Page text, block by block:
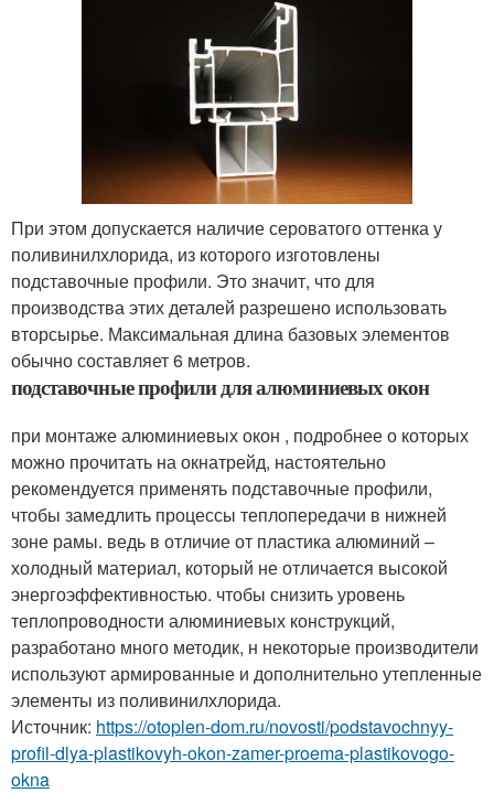
При этом допускается наличие сероватого оттенка у
поливинилхлорида, из которого изготовлены
подставочные профили. Это значит, что для
производства этих деталей разрешено использовать
вторсырье. Максимальная длина базовых элементов
обычно составляет 6 метров.
подставочные профили для алюминиевых окон
при монтаже алюминиевых окон , подробнее о которых
можно прочитать на окнатрейд, настоятельно
рекомендуется применять подставочные профили,
чтобы замедлить процессы теплопередачи в нижней
зоне рамы. ведь в отличие от пластика алюминий –
холодный материал, который не отличается высокой
энергоэффективностью. чтобы снизить уровень
теплопроводности алюминиевых конструкций,
разработано много методик, н некоторые производители
используют армированные и дополнительно утепленные
элементы из поливинилхлорида.
Источник: https://otoplen-dom.ru/novosti/podstavochnyy-
profil-dlya-plastikovyh-okon-zamer-proema-plastikovogo-
okna